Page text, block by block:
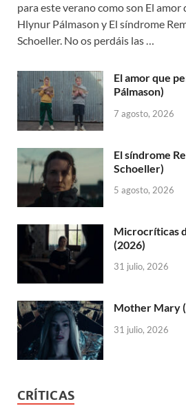
para este verano como son El amor
Hlynur Pálmason y El síndrome
Schoeller. No os perdáis las …
El amor que
Pálmason)
7 agosto, 2026
El síndrome
Schoeller)
5 agosto, 2026
Microcríticas
(2026)
31 julio, 2026
Mother Mary
31 julio, 2026
CRÍTICAS